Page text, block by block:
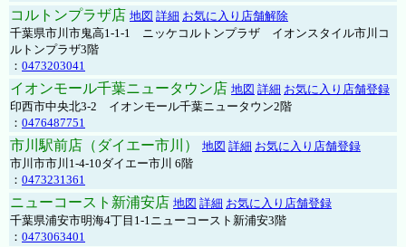
コルトンプラザ店 地図 詳細 お気に入り店舗解除
千葉県市川市鬼高1-1-1 ニッケコルトンプラザ イオンスタイル市川コ
ルトンプラザ3階
： 0473203041
イオンモール千葉ニュータウン店 地図 詳細 お気に入り店舗登録
印西市中央北3-2 イオンモール千葉ニュータウン2階
： 0476487751
市川駅前店（ダイエー市川） 地図 詳細 お気に入り店舗登録
市川市市川1-4-10ダイエー市川 6階
： 0473231361
ニューコースト新浦安店 地図 詳細 お気に入り店舗登録
千葉県浦安市明海4丁目1-1ニューコースト新浦安3階
： 0473063401